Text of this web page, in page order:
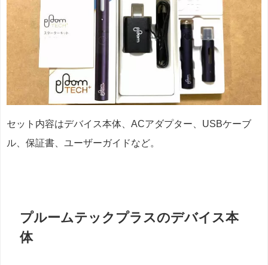
セット内容はデバイス本体、ACアダプター、USBケーブ
ル、保証書、ユーザーガイドなど。
プルームテックプラスのデバイス本
体